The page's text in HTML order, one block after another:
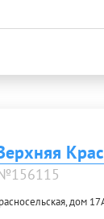
дом